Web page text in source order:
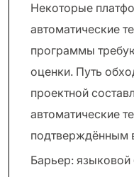
Некоторые
автоматические
программы
оценки. Путь
проектной
автоматические
подтверждённым
Барьер: